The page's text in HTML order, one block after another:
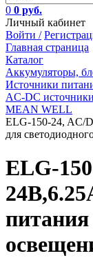
0 0 руб.
Личный кабинет
Войти /
Главная страница
Каталог
Аккумуляторы,
Источники
AC-DC источники
MEAN WELL
ELG-150-24, AC/
для
ELG-
питания